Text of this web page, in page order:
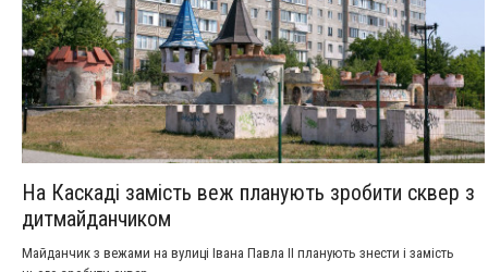
На Каскаді замість веж планують зробити сквер з
дитмайданчиком
Майданчик з вежами на вулиці Івана Павла ІІ планують знести і замість